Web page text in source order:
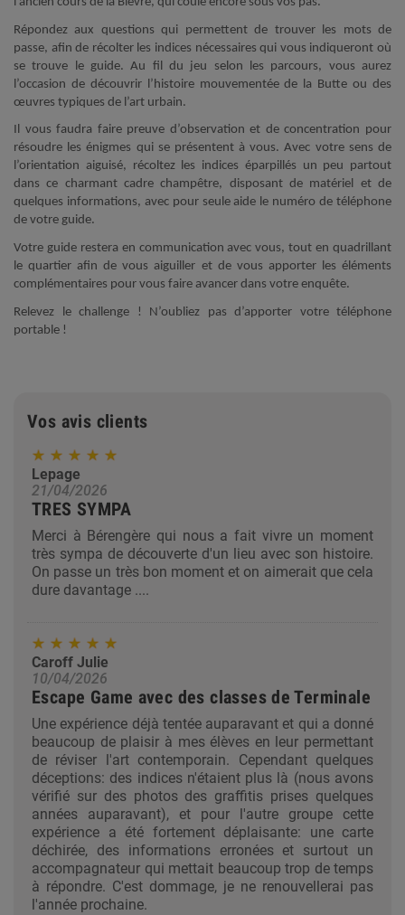
Répondez aux questions qui permettent de trouver les mots de
passe, afin de récolter les indices nécessaires qui vous indiqueront où
se trouve le guide. Au fil du jeu selon les parcours, vous aurez
l’occasion de découvrir l’histoire mouvementée de la Butte ou des
œuvres typiques de l’art urbain.
Il vous faudra faire preuve d’observation et de concentration pour
résoudre les énigmes qui se présentent à vous. Avec votre sens de
l’orientation aiguisé, récoltez les indices éparpillés un peu partout
dans ce charmant cadre champêtre, disposant de matériel et de
quelques informations, avec pour seule aide le numéro de téléphone
de votre guide.
Votre guide restera en communication avec vous, tout en quadrillant
le quartier afin de vous aiguiller et de vous apporter les éléments
complémentaires pour vous faire avancer dans votre enquête.
Relevez le challenge ! N’oubliez pas d’apporter votre téléphone
portable !
Vos avis clients
Lepage
21/04/2026
TRES SYMPA
Merci à Bérengère qui nous a fait vivre un moment
très sympa de découverte d'un lieu avec son histoire.
On passe un très bon moment et on aimerait que cela
dure davantage ....
Caroff Julie
10/04/2026
Escape Game avec des classes de Terminale
Une expérience déjà tentée auparavant et qui a donné
beaucoup de plaisir à mes élèves en leur permettant
de réviser l'art contemporain. Cependant quelques
déceptions: des indices n'étaient plus là (nous avons
vérifié sur des photos des graffitis prises quelques
années auparavant), et pour l'autre groupe cette
expérience a été fortement déplaisante: une carte
déchirée, des informations erronées et surtout un
accompagnateur qui mettait beaucoup trop de temps
à répondre. C'est dommage, je ne renouvellerai pas
l'année prochaine.